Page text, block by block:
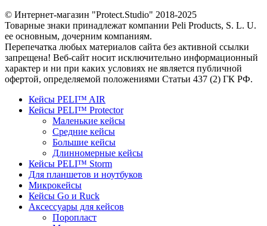
© Интернет-магазин "Protect.Studio" 2018-2025
Товарные знаки принадлежат компании Peli Products, S. L. U.
ее основным, дочерним компаниям.
Перепечатка любых материалов сайта без активной ссылки
запрещена! Веб-сайт носит исключительно информационный
характер и ни при каких условиях не является публичной
офертой, определяемой положениями Статьи 437 (2) ГК РФ.
Кейсы PELI™ AIR
Кейсы PELI™ Protector
Маленькие кейсы
Средние кейсы
Большие кейсы
Длинномерные кейсы
Кейсы PELI™ Storm
Для планшетов и ноутбуков
Микрокейсы
Кейсы Go и Ruck
Аксессуары для кейсов
Поропласт